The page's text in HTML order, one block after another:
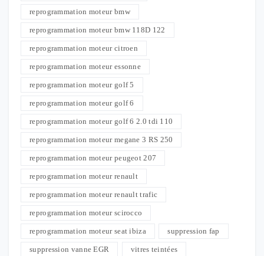
reprogrammation moteur bmw
reprogrammation moteur bmw 118D 122
reprogrammation moteur citroen
reprogrammation moteur essonne
reprogrammation moteur golf 5
reprogrammation moteur golf 6
reprogrammation moteur golf 6 2.0 tdi 110
reprogrammation moteur megane 3 RS 250
reprogrammation moteur peugeot 207
reprogrammation moteur renault
reprogrammation moteur renault trafic
reprogrammation moteur scirocco
reprogrammation moteur seat ibiza suppression fap
suppression vanne EGR vitres teintées